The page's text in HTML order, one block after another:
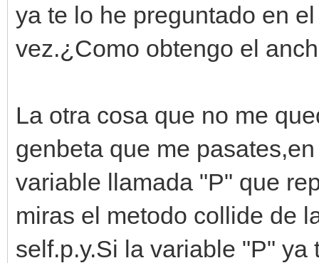
ya te lo he preguntado en
vez.¿Como obtengo el
La otra cosa que no me
genbeta que me
variable llamada "P" que
miras el metodo collide de
self.p.y.Si la variable "P"